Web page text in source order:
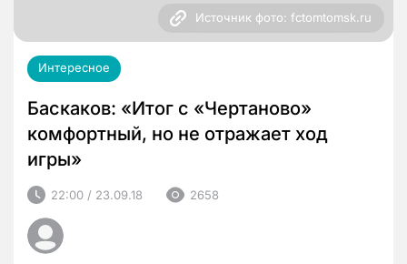
Источник фото: fctomtomsk.ru
Интересное
Баскаков: «Итог с «Чертаново»
комфортный, но не отражает ход
игры»
22:00 / 23.09.18 2658